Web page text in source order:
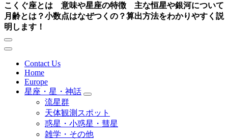
こくぐ座とは 意味や星座の特徴 主な恒星や銀河について
月齢とは？小数点はなぜつくの？算出方法をわかりやすく説
明します！
Contact Us
Home
Europe
星座・星・神話
流星群
天体観測スポット
惑星・小惑星・彗星
雑学・その他